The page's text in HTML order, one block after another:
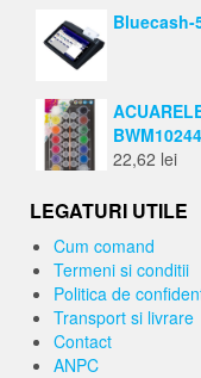
Bluecash-
BWM10244
22,62 lei
LEGATURI UTILE
Cum comand
Termeni si conditii
Politica de
Transport si livrare
Contact
ANPC